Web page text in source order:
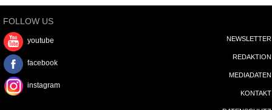
FOLLOW US
youtube
facebook
instagram
NEWSLETTER
REDAKTION
MEDIADATEN
KONTAKT